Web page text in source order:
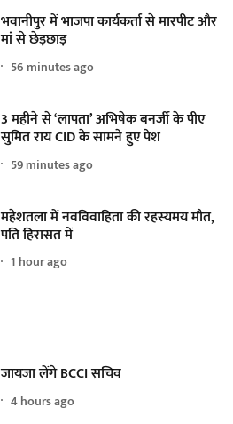
भवानीपुर में भाजपा कार्यकर्ता से मारपीट और
मां से छेड़छाड़
56 minutes ago
3 महीने से ‘लापता’ अभिषेक बनर्जी के पीए
सुमित राय CID के सामने हुए पेश
59 minutes ago
महेशतला में नवविवाहिता की रहस्यमय मौत,
पति हिरासत में
1 hour ago
जायजा लेंगे BCCI सचिव
4 hours ago